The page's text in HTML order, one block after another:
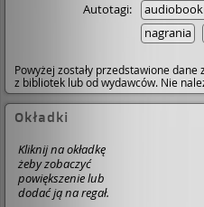
Autotagi:
nagrania
Powyżej zostały przedstawione
z bibliotek lub od wydawców. Nie
Okładki
Kliknij na okładkę
żeby zobaczyć
powiększenie lub
dodać ją na regał.